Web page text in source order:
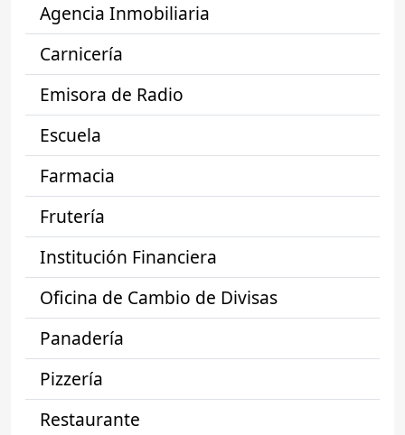
Agencia Inmobiliaria
Carnicería
Emisora de Radio
Escuela
Farmacia
Frutería
Institución Financiera
Oficina de Cambio de Divisas
Panadería
Pizzería
Restaurante